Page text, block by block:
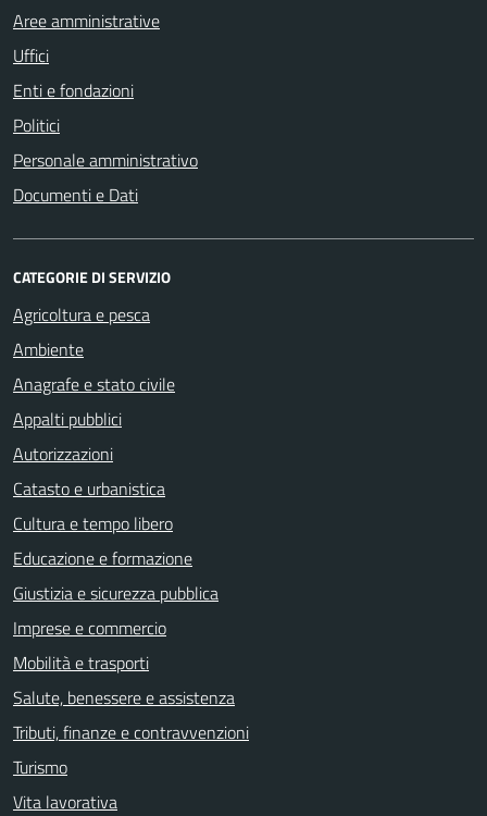
Aree amministrative
Uffici
Enti e fondazioni
Politici
Personale amministrativo
Documenti e Dati
CATEGORIE DI SERVIZIO
Agricoltura e pesca
Ambiente
Anagrafe e stato civile
Appalti pubblici
Autorizzazioni
Catasto e urbanistica
Cultura e tempo libero
Educazione e formazione
Giustizia e sicurezza pubblica
Imprese e commercio
Mobilità e trasporti
Salute, benessere e assistenza
Tributi, finanze e contravvenzioni
Turismo
Vita lavorativa